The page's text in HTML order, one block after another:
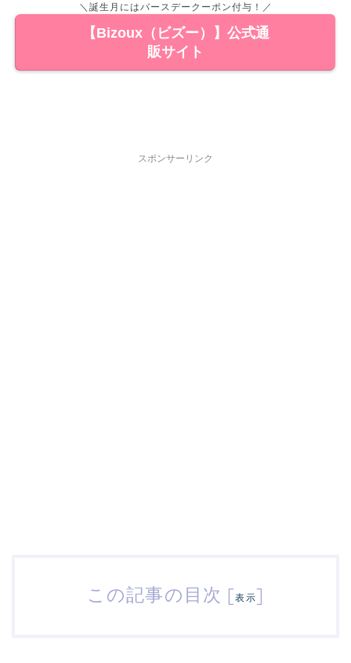
＼誕生月にはバースデークーポン付与！／
【Bizoux（ビズー）】公式通
販サイト
スポンサーリンク
この記事の目次 [表示]